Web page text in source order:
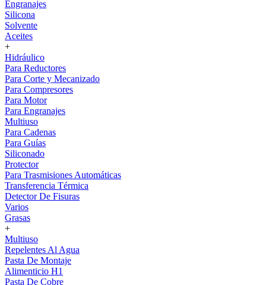
Engranajes
Silicona
Solvente
Aceites
+
Hidráulico
Para Reductores
Para Corte y Mecanizado
Para Compresores
Para Motor
Para Engranajes
Multiuso
Para Cadenas
Para Guías
Siliconado
Protector
Para Trasmisiones Automáticas
Transferencia Térmica
Detector De Fisuras
Varios
Grasas
+
Multiuso
Repelentes Al Agua
Pasta De Montaje
Alimenticio H1
Pasta De Cobre